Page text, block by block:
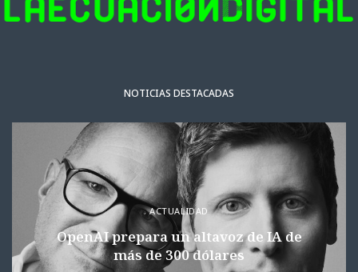
NOTICIAS DESTACADAS
ACTUALIDAD
OpenAI prepara un altavoz de IA de
más de 300 dólares